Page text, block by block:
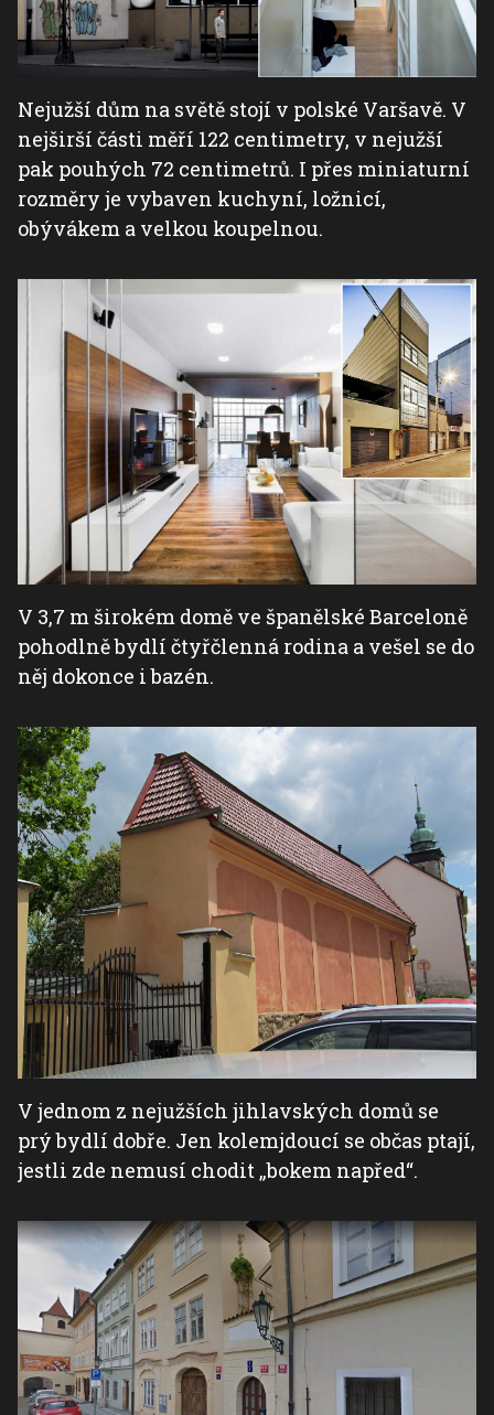
Nejužší dům na světě stojí v polské Varšavě. V
nejširší části měří 122 centimetry, v nejužší
pak pouhých 72 centimetrů. I přes miniaturní
rozměry je vybaven kuchyní, ložnicí,
obývákem a velkou koupelnou.
V 3,7 m širokém domě ve španělské Barceloně
pohodlně bydlí čtyřčlenná rodina a vešel se do
něj dokonce i bazén.
V jednom z nejužších jihlavských domů se
prý bydlí dobře. Jen kolemjdoucí se občas ptají,
jestli zde nemusí chodit „bokem napřed“.